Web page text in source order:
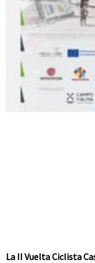
La II Vuelta Ciclista